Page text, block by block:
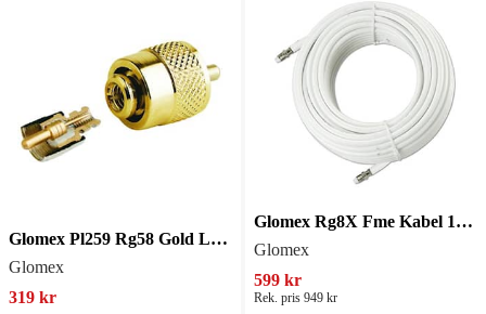
Glomex Pl259 Rg58 Gold Lödfri
Glomex
319 kr
Glomex Rg8X Fme Kabel 12M
Glomex
599 kr
Rek. pris 949 kr